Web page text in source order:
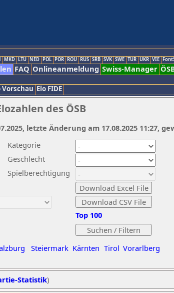
MKD LTU NED POL POR ROU RUS SRB SVK SWE TUR UKR VIE
FAQ Onlineanmeldung Swiss-Manager
Vorschau Elo FIDE
des ÖSB
Kategorie
Geschlecht
Spielberechtigung
Steiermark Kärnten Tirol Vorarlberg
Top 100
letzte Änderung am 17.08.2025 11:27,
Statistik)